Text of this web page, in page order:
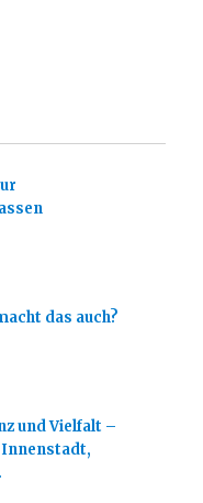
das auch?
und Vielfalt –
Innenstadt,